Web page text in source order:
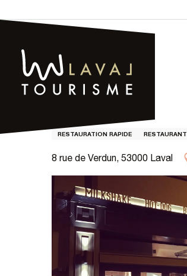
au
principal
Page d’accueil – Tourisme
RESTAURATION RAPIDE RESTAURANT
8 rue de Verdun, 53000 Laval